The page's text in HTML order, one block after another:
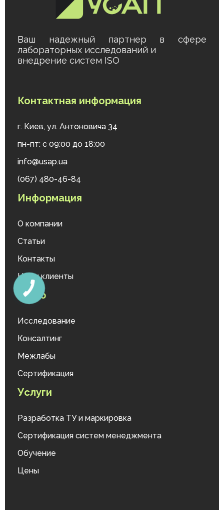
Ваш надежный партнер в сфере
лабораторных исследований и
внедрение систем ISO
Контактная информация
г. Киев, ул. Антоновича 34
пн-пт: с 09:00 до 18:00
info@usap.ua
(067) 480-46-84
Информация
О компании
Статьи
Контакты
Наши клиенты
Меню
Исследование
Консалтинг
Межлабы
Сертификация
Услуги
Разработка ТУ и маркировка
Сертификация систем менеджмента
Обучение
Цены